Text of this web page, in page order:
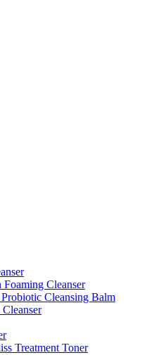
Cleanser
Cleansing Balm
Treatment Toner